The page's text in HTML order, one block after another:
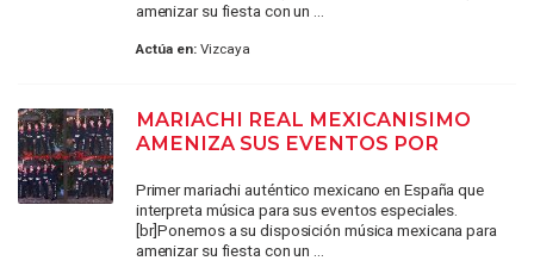
amenizar su fiesta con un ...
Actúa en:Vizcaya
MARIACHI REAL MEXICANISIMO
AMENIZA SUS EVENTOS POR
Primer mariachi auténtico mexicano en España que
interpreta música para sus eventos especiales.
[br]Ponemos a su disposición música mexicana para
amenizar su fiesta con un ...